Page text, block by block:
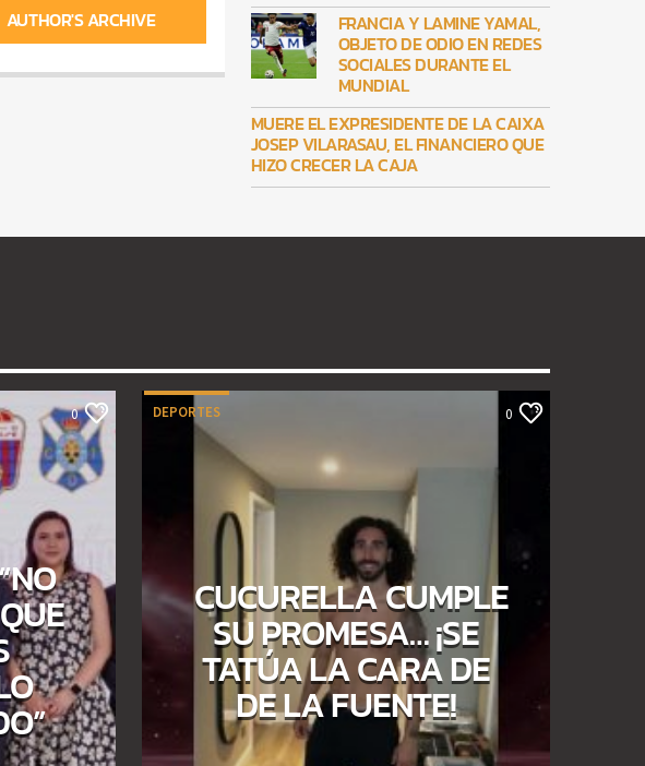
AUTHOR'S ARCHIVE
FRANCIA Y LAMINE YAMAL,
OBJETO DE ODIO EN REDES
SOCIALES DURANTE EL
MUNDIAL
MUERE EL EXPRESIDENTE DE LA CAIXA
JOSEP VILARASAU, EL FINANCIERO QUE
HIZO CRECER LA CAJA
0 DEPORTES 0
CUCURELLA CUMPLE
SU PROMESA… ¡SE
TATÚA LA CARA DE
DE LA FUENTE!